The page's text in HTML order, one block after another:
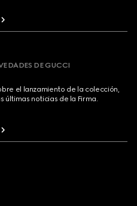
DE GUCCI
el lanzamiento de la colección,
últimas noticias de la Firma.